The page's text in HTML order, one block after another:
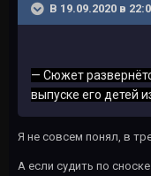
В 19.09.2020 в
— Сюжет
выпуске его детей
Я не совсем понял, в
А если судить по